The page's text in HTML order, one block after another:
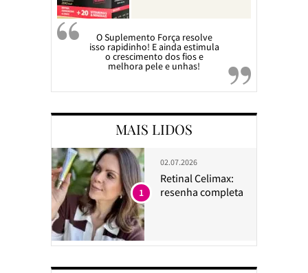
O Suplemento Força resolve
isso rapidinho! E ainda estimula
o crescimento dos fios e
melhora pele e unhas!
MAIS LIDOS
02.07.2026
Retinal Celimax:
resenha completa
1